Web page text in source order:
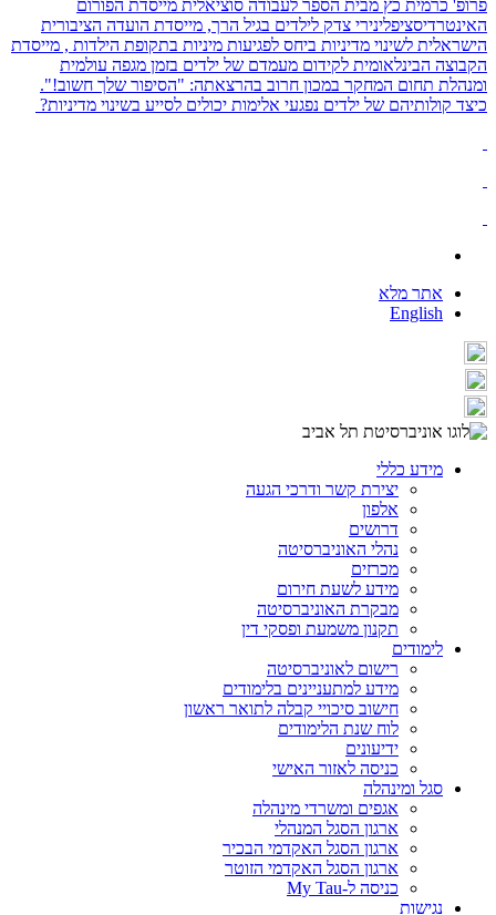
פרופ' כרמית כץ מבית הספר לעבודה סוציאלית מייסדת הפורום
האינטרדיסציפלינירי צדק לילדים בגיל הרך, מייסדת הועדה הציבורית
הישראלית לשינוי מדיניות ביחס לפגיעות מיניות בתקופת הילדות , מייסדת
הקבוצה הבינלאומית לקידום מעמדם של ילדים בזמן מגפה עולמית
ומנהלת תחום המחקר במכון חרוב בהרצאתה: "הסיפור שלך חשוב!".
כיצד קולותיהם של ילדים נפגעי אלימות יכולים לסייע בשינוי מדיניות?
אתר מלא
English
מידע כללי
יצירת קשר ודרכי הגעה
אלפון
דרושים
נהלי האוניברסיטה
מכרזים
מידע לשעת חירום
מבקרת האוניברסיטה
תקנון משמעת ופסקי דין
לימודים
רישום לאוניברסיטה
מידע למתעניינים בלימודים
חישוב סיכויי קבלה לתואר ראשון
לוח שנת הלימודים
ידיעונים
כניסה לאזור האישי
סגל ומינהלה
אגפים ומשרדי מינהלה
ארגון הסגל המנהלי
ארגון הסגל האקדמי הבכיר
ארגון הסגל האקדמי הזוטר
כניסה ל-My Tau
נגישות